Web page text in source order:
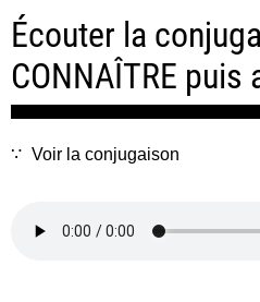
Écouter la
CONNAÎTRE puis
Voir la conjugaison